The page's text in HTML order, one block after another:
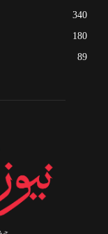
340
180
89